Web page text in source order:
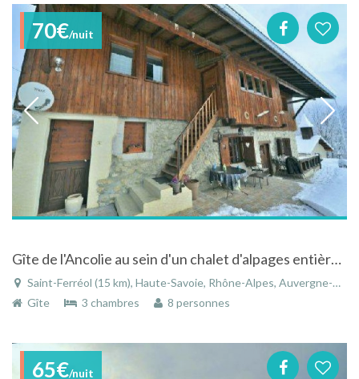
70€/nuit
Gîte de l'Ancolie au sein d'un chalet d'alpages entièrement rénové, avec piscine et spa
Saint-Ferréol (15 km), Haute-Savoie, Rhône-Alpes, Auvergne-Rhône-Alpes, France
Gîte
3 chambres 8 personnes
65€/nuit